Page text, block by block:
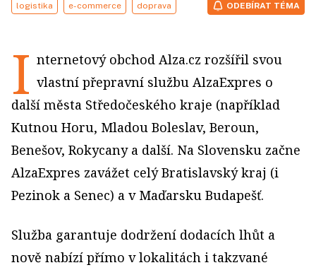
logistika e-commerce doprava ODEBÍRAT TÉMA
I nternetový obchod Alza.cz rozšířil svou
vlastní přepravní službu AlzaExpres o
další města Středočeského kraje (například
Kutnou Horu, Mladou Boleslav, Beroun,
Benešov, Rokycany a další. Na Slovensku začne
AlzaExpres zavážet celý Bratislavský kraj (i
Pezinok a Senec) a v Maďarsku Budapešť.
Služba garantuje dodržení dodacích lhůt a
nově nabízí přímo v lokalitách i takzvané